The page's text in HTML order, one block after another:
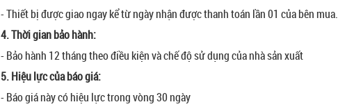
- Thiết bị được giao ngay kể từ ngày nhận được thanh toán lần 01 của bên mua.
4. Thời gian bảo hành:
- Bảo hành 12 tháng theo điều kiện và chế độ sử dụng của nhà sản xuất
5. Hiệu lực của báo giá:
- Báo giá này có hiệu lực trong vòng 30 ngày